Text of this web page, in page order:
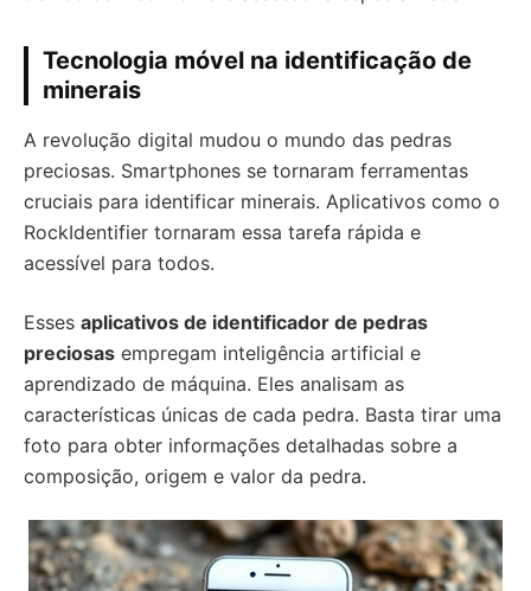
Tecnologia móvel na identificação de
minerais
A revolução digital mudou o mundo das pedras
preciosas. Smartphones se tornaram ferramentas
cruciais para identificar minerais. Aplicativos como o
RockIdentifier tornaram essa tarefa rápida e
acessível para todos.
Esses aplicativos de identificador de pedras
preciosas empregam inteligência artificial e
aprendizado de máquina. Eles analisam as
características únicas de cada pedra. Basta tirar uma
foto para obter informações detalhadas sobre a
composição, origem e valor da pedra.